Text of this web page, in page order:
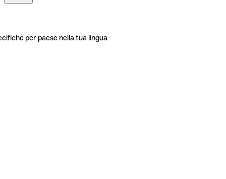
per paese nella tua lingua